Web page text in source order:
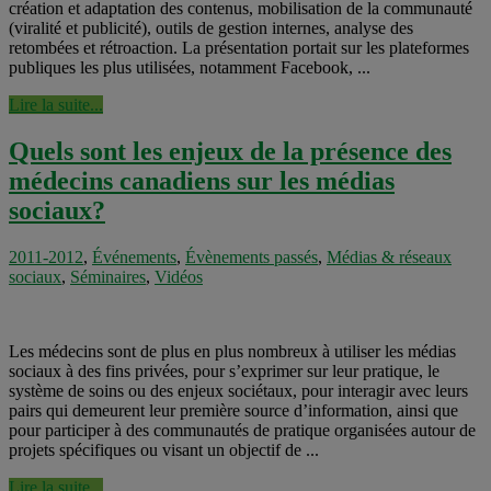
création et adaptation des contenus, mobilisation de la communauté
(viralité et publicité), outils de gestion internes, analyse des
retombées et rétroaction. La présentation portait sur les plateformes
publiques les plus utilisées, notamment Facebook, ...
Lire la suite...
Quels sont les enjeux de la présence des
médecins canadiens sur les médias
sociaux?
2011-2012, Événements, Évènements passés, Médias & réseaux
sociaux, Séminaires, Vidéos
Les médecins sont de plus en plus nombreux à utiliser les médias
sociaux à des fins privées, pour s’exprimer sur leur pratique, le
système de soins ou des enjeux sociétaux, pour interagir avec leurs
pairs qui demeurent leur première source d’information, ainsi que
pour participer à des communautés de pratique organisées autour de
projets spécifiques ou visant un objectif de ...
Lire la suite...